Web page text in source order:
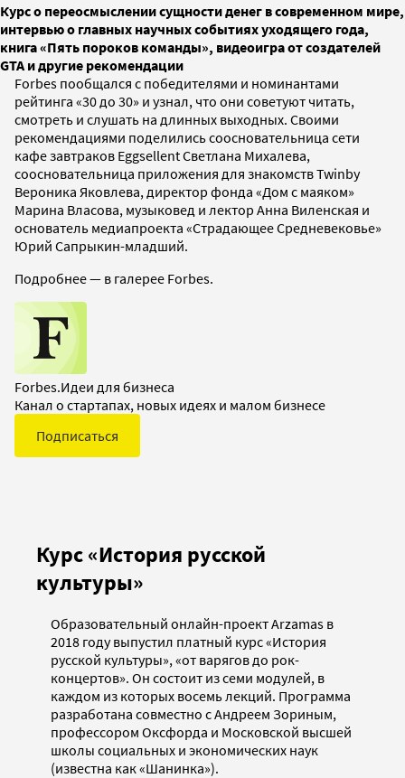
Курс о переосмыслении сущности денег в современном мире,
интервью о главных научных событиях уходящего года,
книга «Пять пороков команды», видеоигра от создателей
GTA и другие рекомендации
Forbes пообщался с победителями и номинантами
рейтинга «30 до 30» и узнал, что они советуют читать,
смотреть и слушать на длинных выходных. Своими
рекомендациями поделились соосновательница сети
кафе завтраков Eggsellent Светлана Михалева,
соосновательница приложения для знакомств Twinby
Вероника Яковлева, директор фонда «Дом с маяком»
Марина Власова, музыковед и лектор Анна Виленская и
основатель медиапроекта «Страдающее Средневековье»
Юрий Сапрыкин-младший.
Подробнее — в галерее Forbes.
Forbes.Идеи для бизнеса
Канал о стартапах, новых идеях и малом бизнесе
Подписаться
Курс «История русской
культуры»
Образовательный онлайн-проект Arzamas в
2018 году выпустил платный курс «История
русской культуры», «от варягов до рок-
концертов». Он состоит из семи модулей, в
каждом из которых восемь лекций. Программа
разработана совместно с Андреем Зориным,
профессором Оксфорда и Московской высшей
школы социальных и экономических наук
(известна как «Шанинка»).